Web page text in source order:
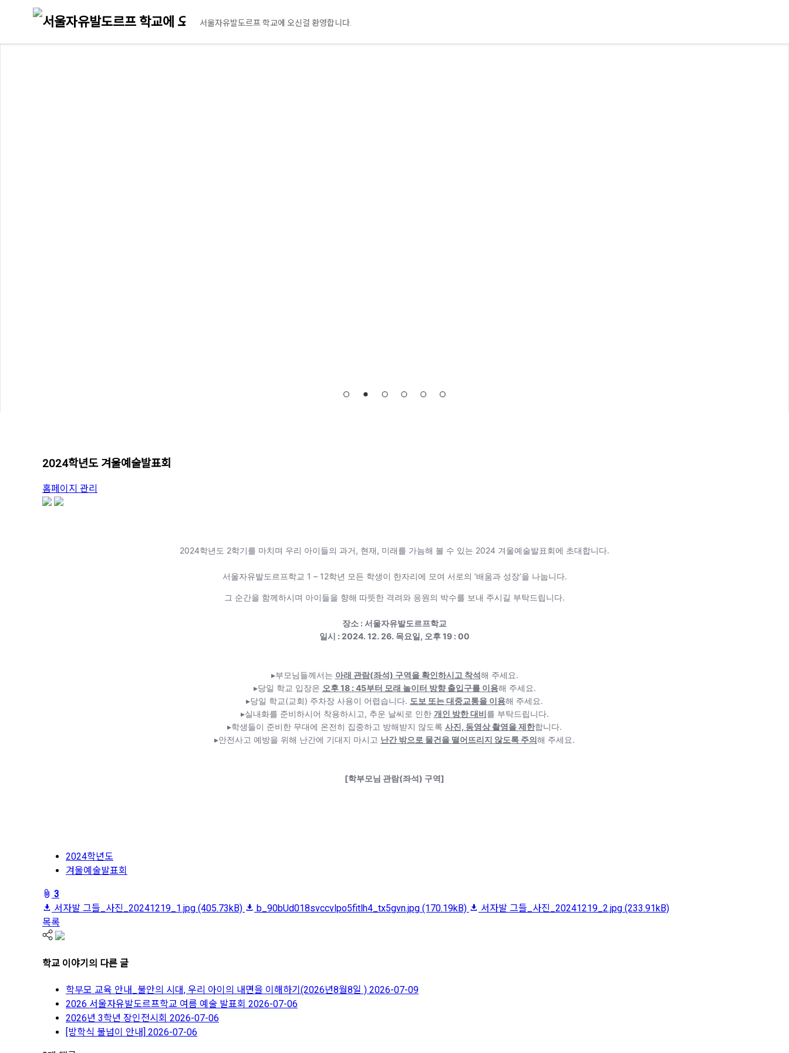
서울자유발도르프 학교에 오신걸 환영합니다.
2024학년도 겨울예술발표회
유
저
홈페이지 관리
share
2024학년도 2학기를 마치며 우리 아이들의 과거, 현재, 미래를 가늠해 볼 수 있는 2024 겨울예술발표회에 초대합니다.
서울자유발도르프학교 1 – 12학년 모든 학생이 한자리에 모여 서로의 ‘배움과 성장’을 나눕니다.
그 순간을 함께하시며 아이들을 향해 따뜻한 격려와 응원의 박수를 보내 주시길 부탁드립니다.
장소 : 서울자유발도르프학교
일시 : 2024. 12. 26. 목요일, 오후 19 : 00
▸부모님들께서는 아래 관람(좌석) 구역을 확인하시고 착석해 주세요.
▸당일 학교 입장은 오후 18 : 45부터 모래 놀이터 방향 출입구를 이용해 주세요.
▸당일 학교(교회) 주차장 사용이 어렵습니다. 도보 또는 대중교통을 이용해 주세요.
▸실내화를 준비하시어 착용하시고, 추운 날씨로 인한 개인 방한 대비를 부탁드립니다.
▸학생들이 준비한 무대에 온전히 집중하고 방해받지 않도록 사진, 동영상 촬영을 제한합니다.
▸안전사고 예방을 위해 난간에 기대지 마시고 난간 밖으로 물건을 떨어뜨리지 않도록 주의해 주세요.
[학부모님 관람(좌석) 구역]
2024학년도
겨울예술발표회
fileAttachedList
3
서자발 그들_사진_20241219_1.jpg (405.73kB) b_90bUd018svccvlpo5fitlh4_tx5gvn.jpg (170.19kB) 서자발 그들_사진_20241219_2.jpg (233.91kB)
목록
share
학교 이야기 의 다른 글
학부모 교육 안내_불안의 시대, 우리 아이의 내면을 이해하기(2026년8월8일 ) 2026-07-09
2026 서울자유발도르프학교 여름 예술 발표회 2026-07-06
2026년 3학년 장인전시회 2026-07-06
[방학식 불넘이 안내] 2026-07-06